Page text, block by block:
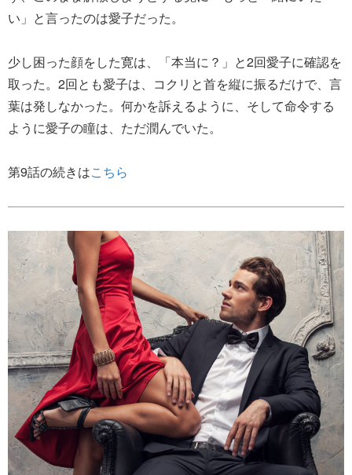
い」と言ったのは愛子だった。
少し困った顔をした寛は、「本当に？」と2回愛子に確認を
取った。2回とも愛子は、コクリと首を縦に振るだけで、言
葉は発しなかった。何かを訴えるように、そして命令する
ように愛子の瞳は、ただ潤んでいた。
第9話の続きはこちら